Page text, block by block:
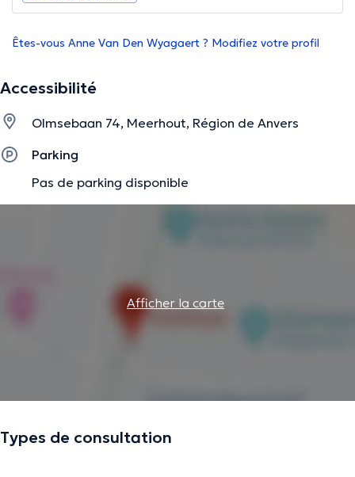
Êtes-vous Anne Van Den Wyagaert ? Modifiez votre profil
Accessibilité
Olmsebaan 74, Meerhout, Région de Anvers
Parking
Pas de parking disponible
Afficher la carte
Types de consultation